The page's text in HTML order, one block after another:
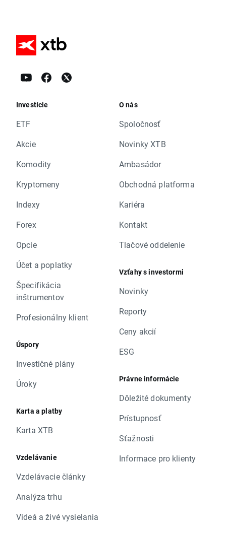
Investície
ETF
Akcie
Komodity
Kryptomeny
Indexy
Forex
Opcie
Účet a poplatky
Špecifikácia
inštrumentov
Profesionálny klient
Úspory
Investičné plány
Úroky
Karta a platby
Karta XTB
Vzdelávanie
Vzdelávacie články
Analýza trhu
Videá a živé vysielania
O nás
Spoločnosť
Novinky XTB
Ambasádor
Obchodná platforma
Kariéra
Kontakt
Tlačové oddelenie
Vzťahy s investormi
Novinky
Reporty
Ceny akcií
ESG
Právne informácie
Dôležité dokumenty
Prístupnosť
Sťažnosti
Informace pro klienty